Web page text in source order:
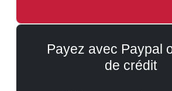
Payez avec Paypal
de crédit